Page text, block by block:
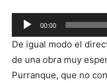
Reproductor
de
audio
00:00
De igual modo el
de una obra muy
Purranque, que no